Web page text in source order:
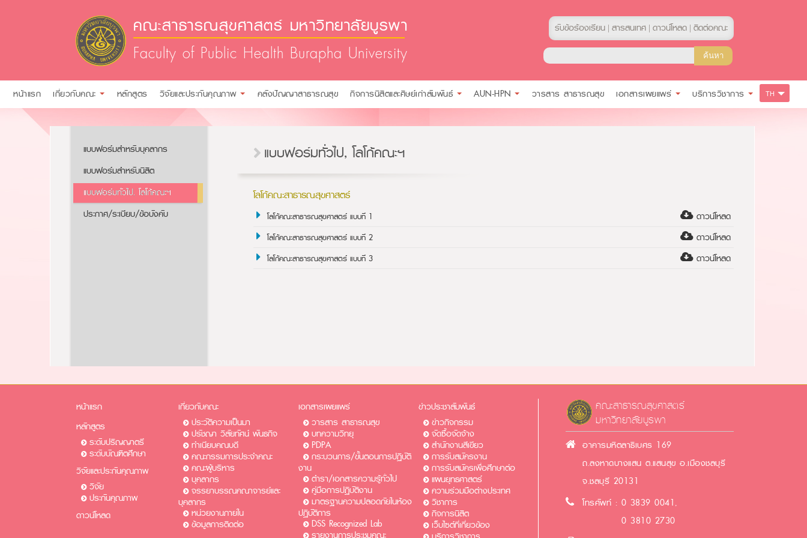
คณะสาธารณสุขศาสตร์ มหาวิทยาลัยบูรพา
Faculty of Public Health Burapha University
รับข้อร้องเรียน สารสนเทศ ดาวน์โหลด ติดต่อคณะ
หน้าแรก เกี่ยวกับคณะ หลักสูตร วิจัยและประกันคุณภาพ คลังปัญญาสาธารณสุข กิจการนิสิตและศิษย์เก่าสัมพันธ์ AUN-HPN วารสาร สาธารณสุข เอกสารเผยแพร่ บริการวิชาการ TH
แบบฟอร์มสำหรับบุคลากร
แบบฟอร์มสำหรับนิสิต
แบบฟอร์มทั่วไป, โลโก้คณะฯ
ประกาศ/ระเบียบ/ข้อบังคับ
แบบฟอร์มทั่วไป, โลโก้คณะฯ
โลโก้คณะสาธารณสุขศาสตร์
โลโก้คณะสาธารณสุขศาสตร์ แบบที่ 1 ดาวน์โหลด
โลโก้คณะสาธารณสุขศาสตร์ แบบที่ 2 ดาวน์โหลด
โลโก้คณะสาธารณสุขศาสตร์ แบบที่ 3 ดาวน์โหลด
หน้าแรก
หลักสูตร
ระดับปริญญาตรี
ระดับบัณฑิตศึกษา
วิจัยและประกันคุณภาพ
วิจัย
ประกันคุณภาพ
ดาวน์โหลด
เกี่ยวกับคณะ
ประวัติความเป็นมา
ปรัชญา วิสัยทัศน์ พันธกิจ
ทำเนียบคณบดี
คณะกรรมการประจำคณะ
คณะผู้บริหาร
บุคลากร
จรรยาบรรณคณาจารย์และ
บุคลากร
หน่วยงานภายใน
ข้อมูลการติดต่อ
เอกสารเผยแพร่
วารสาร สาธารณสุข
บทความวิทยุ
PDPA
กระบวนการ/ขั้นตอนการปฏิบัติ
งาน
ตำรา/เอกสารความรู้ทั่วไป
คู่มือการปฏิบัติงาน
มาตรฐานความปลอดภัยในห้อง
ปฏิบัติการ
DSS Recognized Lab
ข่าวประชาสัมพันธ์
ข่าวกิจกรรม
จัดซื้อจัดจ้าง
สำนักงานสีเขียว
การรับสมัครงาน​​
การรับสมัครเพื่อศึกษาต่อ​
แผนยุทธศาสตร์
ความร่วมมือต่างประเทศ
วิชาการ
กิจการนิสิต
เว็บไซต์ที่เกี่ยวข้อง
คณะสาธารณสุขศาสตร์
มหาวิทยาลัยบูรพา
อาคารมหิตลาธิเบศร 169
ถ.ลงหาดบางแสน ต.แสนสุข อ.เมืองชลบุรี
จ.ชลบุรี 20131
โทรศัพท์ : 0 3839 0041,
0 3810 2730